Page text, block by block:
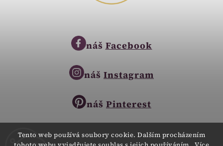
Tento web používá soubory cookie. Dalším procházením
náš Facebook
náš Instagram
náš Pinterest